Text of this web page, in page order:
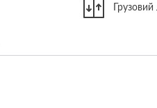
Грузовий